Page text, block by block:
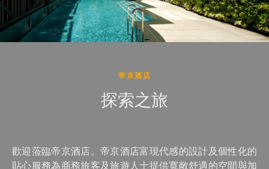
帝京酒店
探索之旅
歡迎蒞臨帝京酒店。帝京酒店富現代感的設計及個性化的
貼心服務為商務旅客及旅遊人士提供寬敞舒適的空間與加